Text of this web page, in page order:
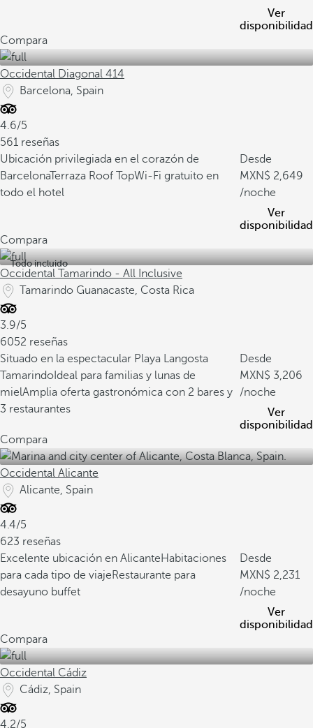
Ver
disponibilidad
Compara
Occidental Diagonal 414
Barcelona, Spain
4.6/5
561 reseñas
Ubicación privilegiada en el corazón de
BarcelonaTerraza Roof TopWi-Fi gratuito en
todo el hotel
Desde
2,649
/noche
Ver
disponibilidad
Compara
Todo incluido
Occidental Tamarindo - All Inclusive
Tamarindo Guanacaste, Costa Rica
3.9/5
6052 reseñas
Situado en la espectacular Playa Langosta
Tamarindo Ideal para familias y lunas de
mielAmplia oferta gastronómica con 2 bares y
3 restaurantes
Desde
3,206
/noche
Ver
disponibilidad
Compara
Occidental Alicante
Alicante, Spain
4.4/5
623 reseñas
Excelente ubicación en AlicanteHabitaciones
para cada tipo de viajeRestaurante para
desayuno buffet
Desde
2,231
/noche
Ver
disponibilidad
Compara
Occidental Cádiz
Cádiz, Spain
4.2/5